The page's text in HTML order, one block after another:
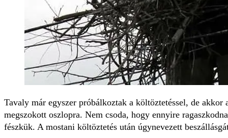
Tavaly már egyszer próbálkoztak a költöztetéssel, de
megszokott oszlopra. Nem csoda, hogy ennyire
fészkük. A mostani költöztetés után úgynevezett